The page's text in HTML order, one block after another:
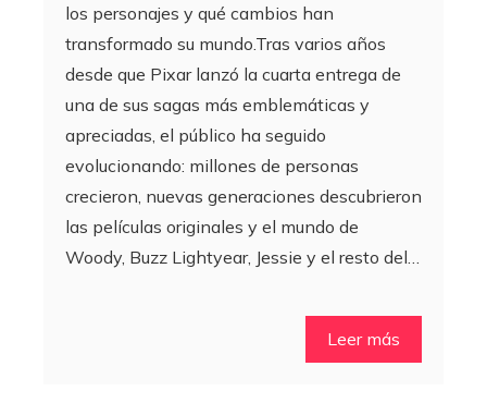
los personajes y qué cambios han
transformado su mundo.Tras varios años
desde que Pixar lanzó la cuarta entrega de
una de sus sagas más emblemáticas y
apreciadas, el público ha seguido
evolucionando: millones de personas
crecieron, nuevas generaciones descubrieron
las películas originales y el mundo de
Woody, Buzz Lightyear, Jessie y el resto del…
Leer más